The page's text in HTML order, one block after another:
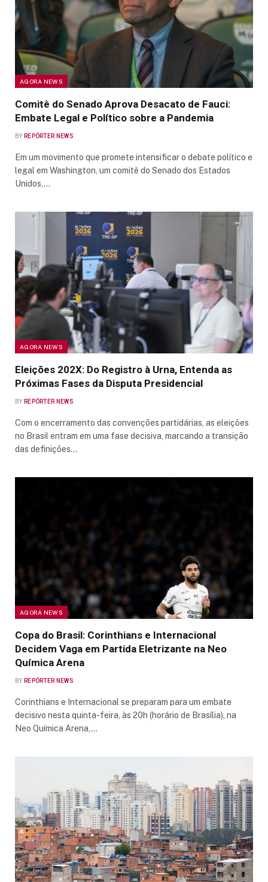
AGORA NEWS
Comitê do Senado Aprova Desacato de Fauci:
Embate Legal e Político sobre a Pandemia
BY REPÓRTER NEWS
Em um movimento que promete intensificar o debate político e
legal em Washington, um comitê do Senado dos Estados
Unidos,…
AGORA NEWS
Eleições 202X: Do Registro à Urna, Entenda as
Próximas Fases da Disputa Presidencial
BY REPÓRTER NEWS
Com o encerramento das convenções partidárias, as eleições
no Brasil entram em uma fase decisiva, marcando a transição
das definições…
AGORA NEWS
Copa do Brasil: Corinthians e Internacional
Decidem Vaga em Partida Eletrizante na Neo
Química Arena
BY REPÓRTER NEWS
Corinthians e Internacional se preparam para um embate
decisivo nesta quinta-feira, às 20h (horário de Brasília), na
Neo Química Arena,…